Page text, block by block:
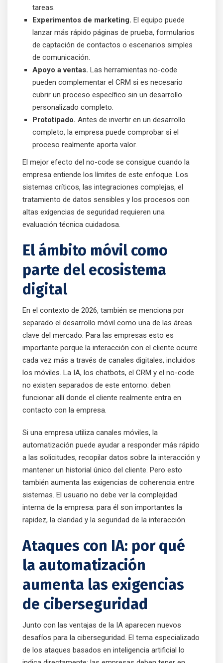
tareas.
Experimentos de marketing. El equipo puede
lanzar más rápido páginas de prueba, formularios
de captación de contactos o escenarios simples
de comunicación.
Apoyo a ventas. Las herramientas no-code
pueden complementar el CRM si es necesario
cubrir un proceso específico sin un desarrollo
personalizado completo.
Prototipado. Antes de invertir en un desarrollo
completo, la empresa puede comprobar si el
proceso realmente aporta valor.
El mejor efecto del no-code se consigue cuando la
empresa entiende los límites de este enfoque. Los
sistemas críticos, las integraciones complejas, el
tratamiento de datos sensibles y los procesos con
altas exigencias de seguridad requieren una
evaluación técnica cuidadosa.
El ámbito móvil como
parte del ecosistema
digital
En el contexto de 2026, también se menciona por
separado el desarrollo móvil como una de las áreas
clave del mercado. Para las empresas esto es
importante porque la interacción con el cliente ocurre
cada vez más a través de canales digitales, incluidos
los móviles. La IA, los chatbots, el CRM y el no-code
no existen separados de este entorno: deben
funcionar allí donde el cliente realmente entra en
contacto con la empresa.
Si una empresa utiliza canales móviles, la
automatización puede ayudar a responder más rápido
a las solicitudes, recopilar datos sobre la interacción y
mantener un historial único del cliente. Pero esto
también aumenta las exigencias de coherencia entre
sistemas. El usuario no debe ver la complejidad
interna de la empresa: para él son importantes la
rapidez, la claridad y la seguridad de la interacción.
Ataques con IA: por qué
la automatización
aumenta las exigencias
de ciberseguridad
Junto con las ventajas de la IA aparecen nuevos
desafíos para la ciberseguridad. El tema especializado
de los ataques basados en inteligencia artificial lo